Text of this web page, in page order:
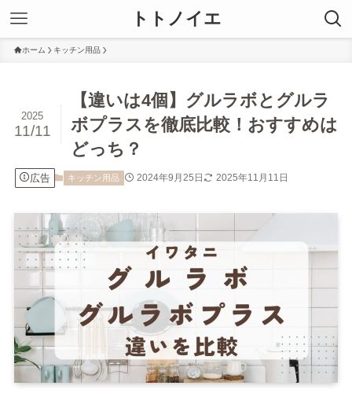
トトノイエ
ホーム キッチン用品
【違いは4個】グルラボとグルラ
ボプラスを徹底比較！おすすめは
どっち？
2025
11/11
広告 キッチン用品 2024年9月25日 2025年11月11日